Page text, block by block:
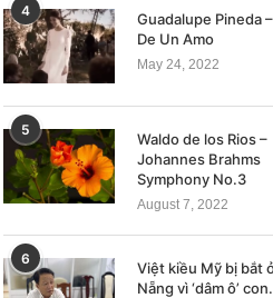
4
Guadalupe Pineda
De Un Amo
May 24, 2022
5
Waldo de los Rios –
Johannes Brahms
Symphony No.3
August 7, 2022
6
Việt kiều Mỹ bị bắt
Nẵng vì ‘dâm ô’